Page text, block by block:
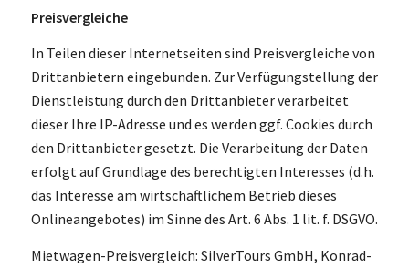
Preisvergleiche
In Teilen dieser Internetseiten sind Preisvergleiche von
Drittanbietern eingebunden. Zur Verfügungstellung der
Dienstleistung durch den Drittanbieter verarbeitet
dieser Ihre IP-Adresse und es werden ggf. Cookies durch
den Drittanbieter gesetzt. Die Verarbeitung der Daten
erfolgt auf Grundlage des berechtigten Interesses (d.h.
das Interesse am wirtschaftlichem Betrieb dieses
Onlineangebotes) im Sinne des Art. 6 Abs. 1 lit. f. DSGVO.
Mietwagen-Preisvergleich: SilverTours GmbH, Konrad-